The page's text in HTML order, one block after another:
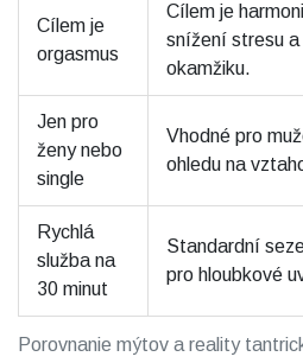
Porovnanie mýtov a reality
Cílem je
orgasmus
Cílem je
snížení stresu
okamžiku.
Jen pro
ženy nebo
single
Vhodné pro
ohledu na
Rychlá
služba na
30 minut
Standardní
pro hloubkové